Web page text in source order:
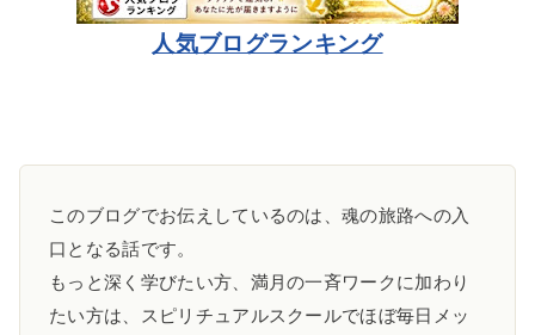
人気ブログランキング
このブログでお伝えしているのは、魂の旅路への入
口となる話です。
もっと深く学びたい方、満月の一斉ワークに加わり
たい方は、スピリチュアルスクールでほぼ毎日メッ